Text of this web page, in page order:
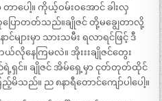
ာပေါ့။ ကိုယ့်ဝမ်းဝအောင် ခါးလှ
ဟုပြောတတ်သည်။ချိုဇင် တို့မချွေတာလို့
များမှာ သားသမီး ရလာရင်ဖြင့် ဒီ
လိုနေကြမလဲ။ အိုးးးချိုဇင်တွေး
ရဲ့ရှင်။ ချိုဇင် အိမ်ရှေ့မှာ ငုတ်တုတ်ထိုင်
မိသည်။ ည ၈နာရီတောင်ကျော်ပါပေါ့။